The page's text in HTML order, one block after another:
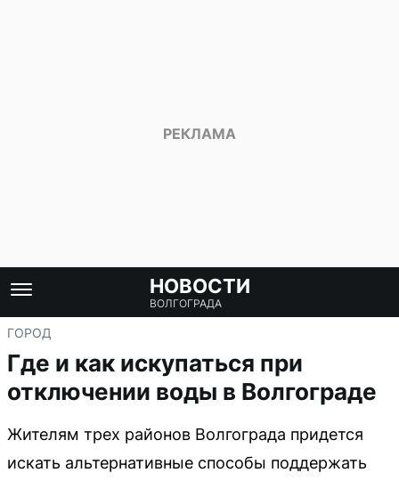
НОВОСТИ
ВОЛГОГРАДА
ГОРОД
Где и как искупаться при
отключении воды в Волгограде
Жителям трех районов Волгограда придется
искать альтернативные способы поддержать